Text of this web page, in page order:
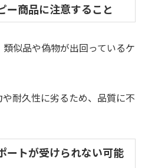
商品に注意すること
似品や偽物が出回っているケ
耐久性に劣るため、品質に不
トが受けられない可能